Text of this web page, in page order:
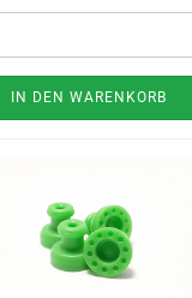
IN DEN WARENKORB